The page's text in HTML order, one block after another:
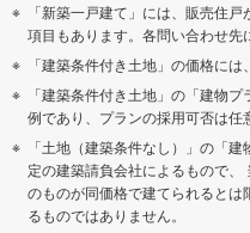
「新築一戸建て」には、販売住
項目もあります。各問い合わせ先
「建築条件付き土地」の価格には
「建築条件付き土地」の「建物
例であり、プランの採用可否は任
「土地（建築条件なし）」の「
定の建築請負会社によるもので
のものが同価格で建てられると
るものではありません。